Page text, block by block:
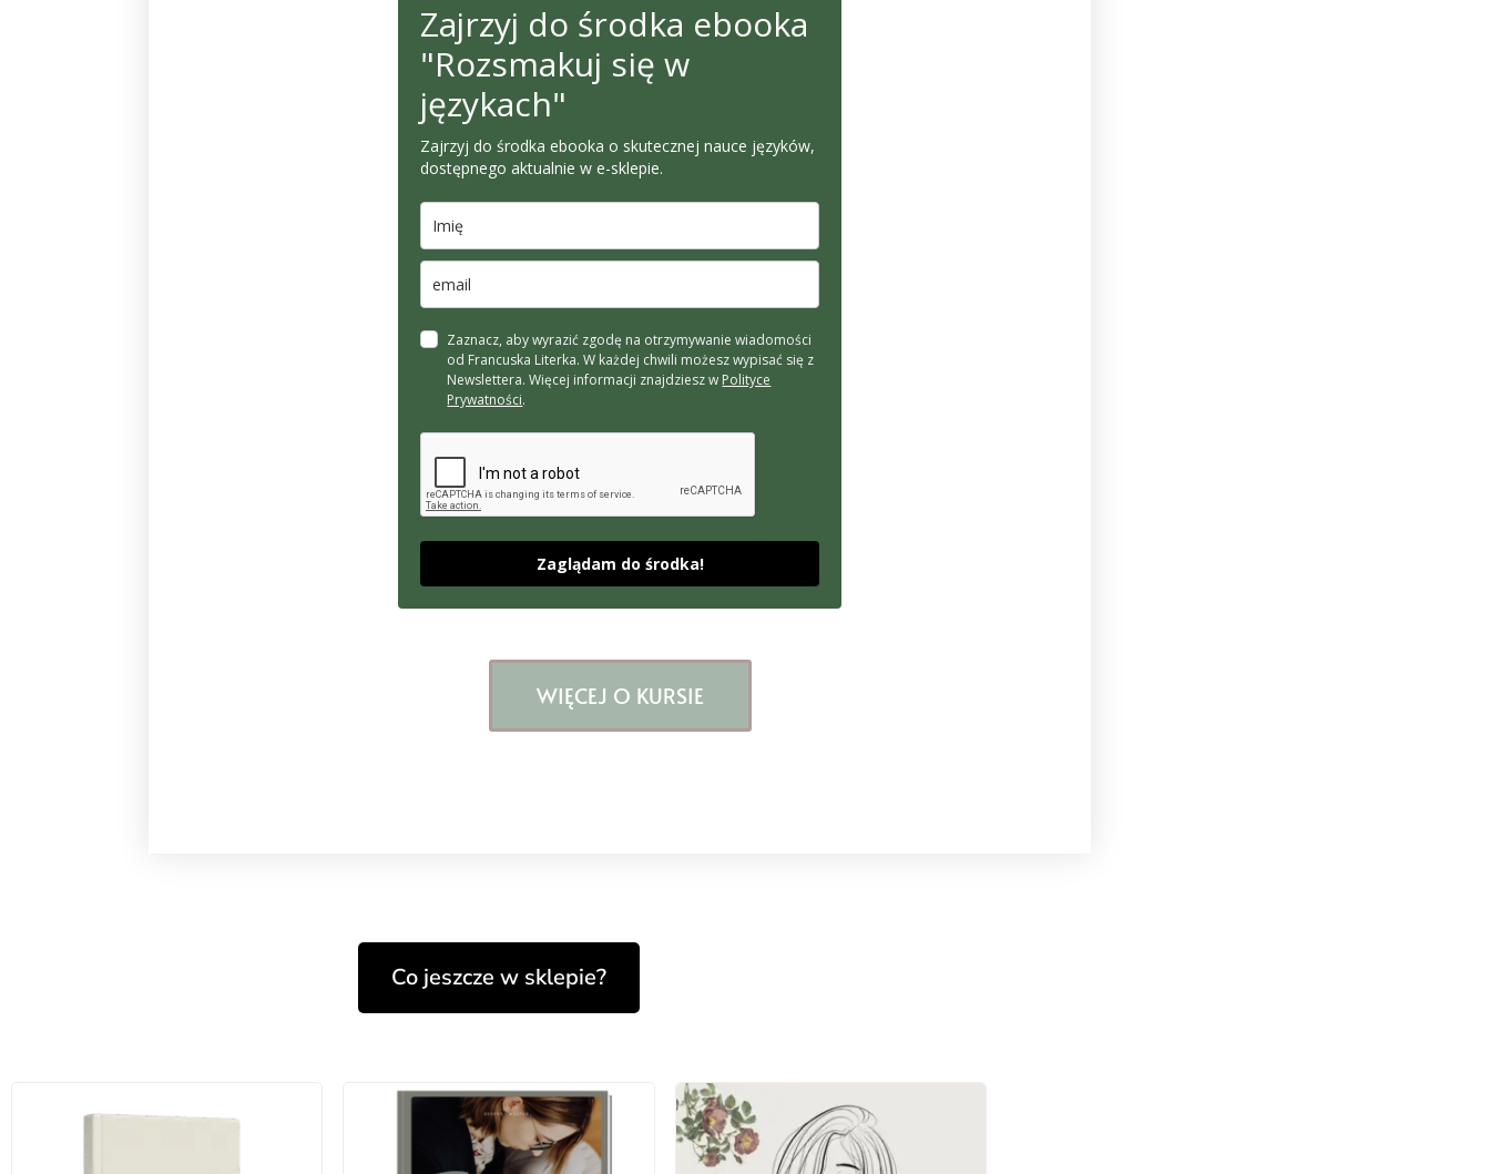
Zajrzyj do środka ebooka
"Rozsmakuj się w
językach"
Zajrzyj do środka ebooka o skutecznej nauce języków,
dostępnego aktualnie w e-sklepie.
Zaznacz, aby wyrazić zgodę na otrzymywanie wiadomości
od Francuska Literka. W każdej chwili możesz wypisać się z
Newslettera. Więcej informacji znajdziesz w Polityce
Prywatności.
Zaglądam do środka!
WIĘCEJ O KURSIE
Co jeszcze w sklepie?